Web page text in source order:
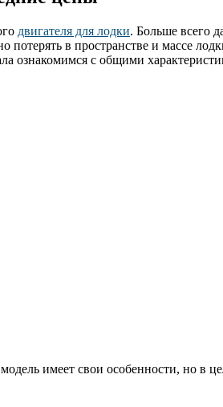
двигателя для лодки. Больше всего
в пространстве и массе
ознакомимся с общими
имеет свои особенности, но в